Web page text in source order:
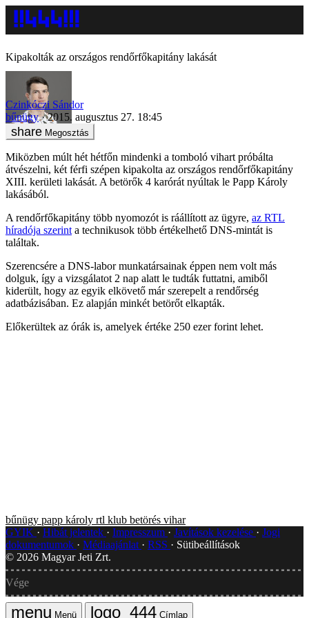
Kipakolták az országos rendőrfőkapitány lakását
Czinkóczi Sándor
bűnügy
2015. augusztus 27. 18:45
Megosztás
Miközben múlt hét hétfőn mindenki a tomboló vihart próbálta
átvészelni, két férfi szépen kipakolta az országos rendőrfőkapitány
XIII. kerületi lakását. A betörők 4 karórát nyúltak le Papp Károly
lakásából.
A rendőrfőkapitány több nyomozót is ráállított az ügyre, az RTL
híradója szerint a technikusok több értékelhető DNS-mintát is
találtak.
Szerencsére a DNS-labor munkatársainak éppen nem volt más
dolguk, így a vizsgálatot 2 nap alatt le tudták futtatni, amiből
kiderült, hogy az egyik elkövető már szerepelt a rendőrség
adatbázisában. Ez alapján minkét betörőt elkapták.
Előkerültek az órák is, amelyek értéke 250 ezer forint lehet.
bűnügy papp károly rtl klub betörés vihar
GYIK
Hibát jelentek Impresszum Javítások kezelése
Jogi
dokumentumok
Médiaajánlat RSS
Sütibeállítások
© 2026 Magyar Jeti Zrt.
Vége
Menü Címlap